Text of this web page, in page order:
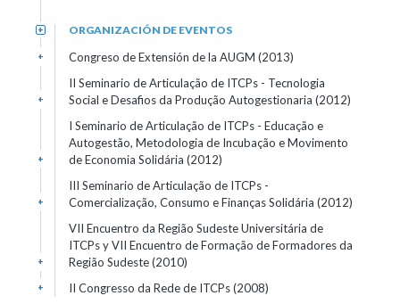
ORGANIZACIÓN DE EVENTOS
+
Congreso de Extensión de la AUGM (2013)
+
II Seminario de Articulação de ITCPs - Tecnologia
Social e Desafios da Produção Autogestionaria (2012)
+
I Seminario de Articulação de ITCPs - Educação e
Autogestão, Metodologia de Incubação e Movimento
de Economia Solidária (2012)
+
III Seminario de Articulação de ITCPs -
Comercialização, Consumo e Finanças Solidária (2012)
+
VII Encuentro da Região Sudeste Universitária de
ITCPs y VII Encuentro de Formação de Formadores da
Região Sudeste (2010)
+
II Congresso da Rede de ITCPs (2008)
+